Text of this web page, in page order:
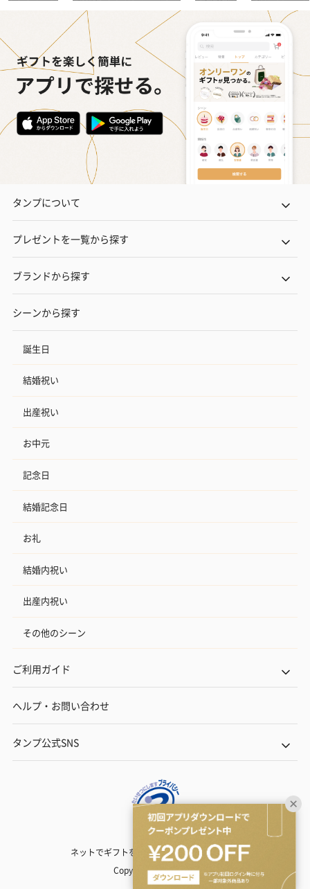
タンプについて
プレゼントを一覧から探す
ブランドから探す
シーンから探す
誕生日
結婚祝い
出産祝い
お中元
記念日
結婚記念日
お礼
結婚内祝い
出産内祝い
その他のシーン
ご利用ガイド
ヘルプ・お問い合わせ
タンプ公式SNS
ネットでギフトを贈るなら | TANP（タンプ）
Copyright© TANP Inc.